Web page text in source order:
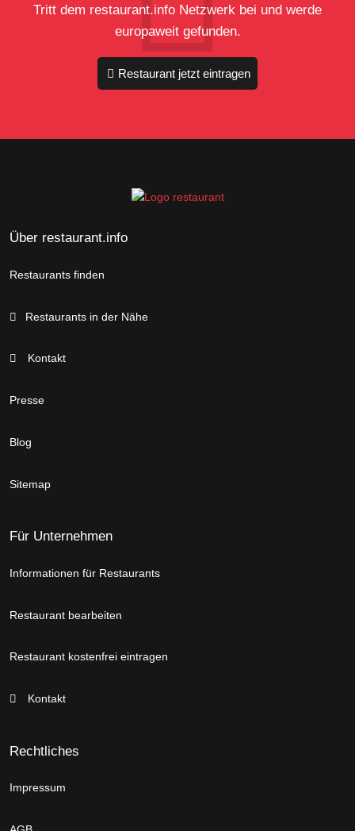
Tritt dem restaurant.info Netzwerk bei und werde
europaweit gefunden.
Restaurant jetzt eintragen
Über restaurant.info
Restaurants finden
Restaurants in der Nähe
Kontakt
Presse
Blog
Sitemap
Für Unternehmen
Informationen für Restaurants
Restaurant bearbeiten
Restaurant kostenfrei eintragen
Kontakt
Rechtliches
Impressum